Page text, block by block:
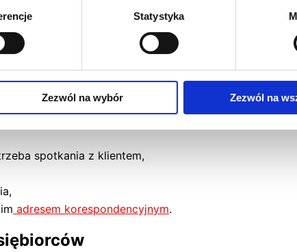
Statystyka
Zezwól na wybór Zezwól na
niego skorzysta?
zarówno konsumenta, jak i przedsiębiorcę
grupy odbiorców. To rozwiązanie stworzone dla:
spotkania z klientem,
adresem korespondencyjnym.